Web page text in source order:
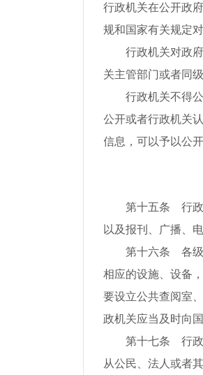
行政机关在公开政
规和国家有关规定
行政机关对政
关主管部门或者同
行政机关不得
公开或者行政机关
信息，可以予以公
第十五条 行政
以及报刊、广播、
第十六条 各级
相应的设施、设备
要设立公共查阅室
政机关应当及时向
第十七条 行政
从公民、法人或者